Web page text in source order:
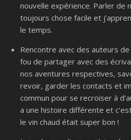
nouvelle expérience. Parler de
toujours chose facile et
le temps.
Rencontre avec des auteurs de
fou de partager avec des
nos aventures respectives,
revoir, garder les contacts et
commun pour se recroiser à
a une histoire différente et
le vin chaud était super bon !